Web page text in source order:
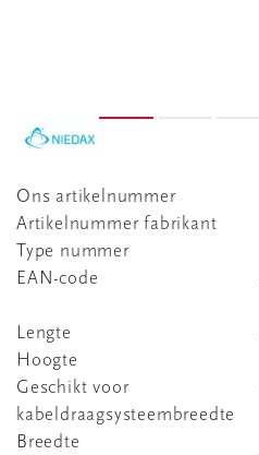
Ons artikelnummer
Artikelnummer fabrikant
Type nummer
EAN-code
Lengte
Hoogte
Geschikt voor
kabeldraagsysteembreedte
Breedte